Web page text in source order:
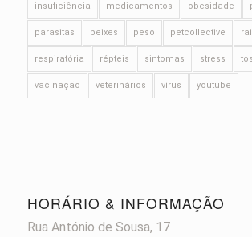
insuficiência medicamentos obesidade
parasitas peixes peso petcollective
respiratória répteis sintomas stress
vacinação veterinários vírus youtube
HORÁRIO & INFORMAÇÃO
Rua António de Sousa, 17